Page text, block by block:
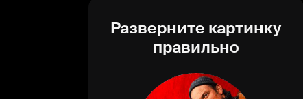
Разверните картинку
правильно